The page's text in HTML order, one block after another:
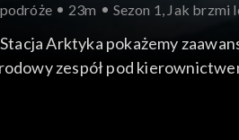
podróże 23m Sezon 1, Jak brzmi
Arktyka pokażemy
zespół pod
ich zanikania. To kolejny